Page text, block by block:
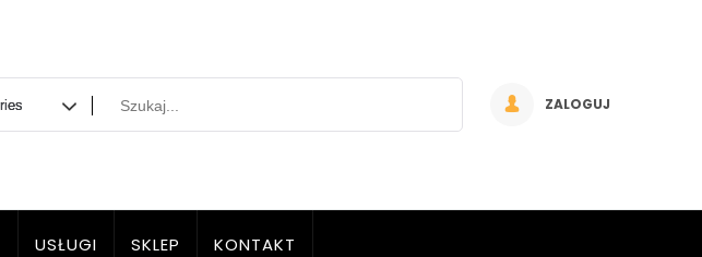
ZALOGUJ
USŁUGI SKLEP KONTAKT